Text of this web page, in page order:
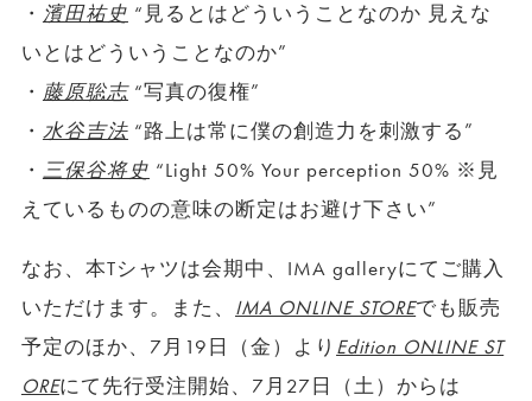
・ 濱田祐史 “見るとはどういうことなのか 見えな
いとはどういうことなのか”
・ 藤原聡志“写真の復権”
・ 水谷吉法“路上は常に僕の創造力を刺激する”
・ 三保谷将史 “Light 50% Your perception 50% ※見
えているものの意味の断定はお避け下さい”
なお、本Tシャツは会期中、IMA galleryにてご購入
いただけます。また、 IMA ONLINE STOREでも販売
予定のほか、7月19日（金）より Edition ONLINE ST
OREにて先行受注開始、7月27日（土）からは